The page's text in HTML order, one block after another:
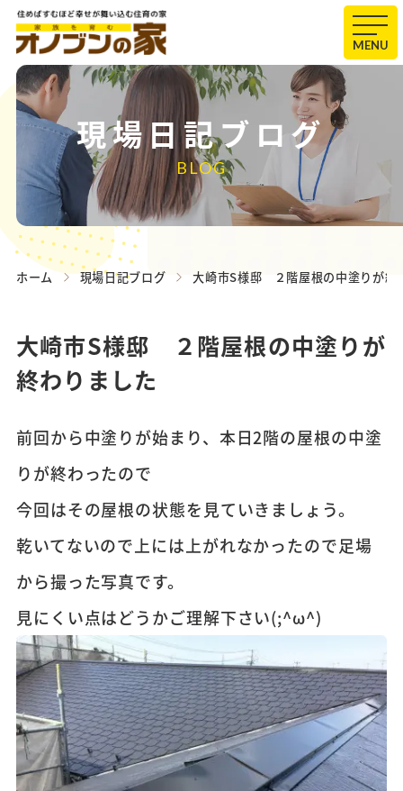
MENU
現場日記ブログ
BLOG
ホーム 現場日記ブログ 大崎市S様邸 ２階屋根の中塗りが終
大崎市S様邸 ２階屋根の中塗りが
終わりました
前回から中塗りが始まり、本日2階の屋根の中塗
りが終わったので
今回はその屋根の状態を見ていきましょう。
乾いてないので上には上がれなかったので足場
から撮った写真です。
見にくい点はどうかご理解下さい(;^ω^)